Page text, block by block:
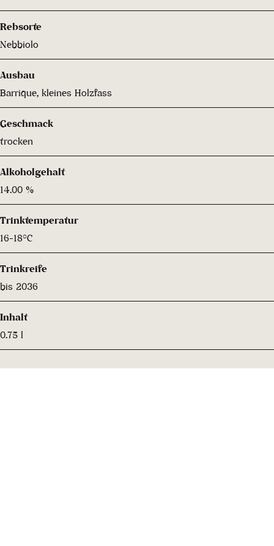
Rebsorte
Nebbiolo
Ausbau
Barrique, kleines Holzfass
Geschmack
trocken
Alkoholgehalt
14.00 %
Trinktemperatur
16-18°C
Trinkreife
bis 2036
Inhalt
0.75 l